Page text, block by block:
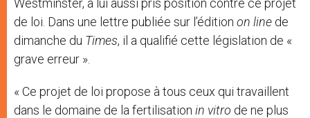
Westminster, a lui aussi pris position contre ce projet
de loi. Dans une lettre publiée sur l’édition on line de
dimanche du Times, il a qualifié cette législation de «
grave erreur ».
« Ce projet de loi propose à tous ceux qui travaillent
dans le domaine de la fertilisation in vitro de ne plus